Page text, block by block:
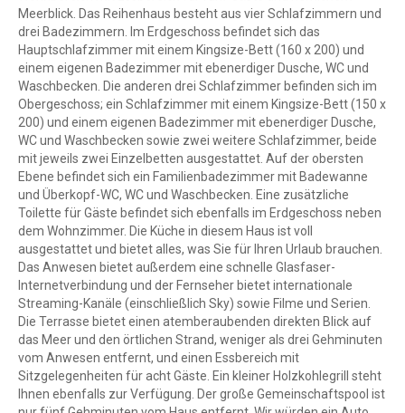
Meerblick. Das Reihenhaus besteht aus vier Schlafzimmern und
drei Badezimmern. Im Erdgeschoss befindet sich das
Hauptschlafzimmer mit einem Kingsize-Bett (160 x 200) und
einem eigenen Badezimmer mit ebenerdiger Dusche, WC und
Waschbecken. Die anderen drei Schlafzimmer befinden sich im
Obergeschoss; ein Schlafzimmer mit einem Kingsize-Bett (150 x
200) und einem eigenen Badezimmer mit ebenerdiger Dusche,
WC und Waschbecken sowie zwei weitere Schlafzimmer, beide
mit jeweils zwei Einzelbetten ausgestattet. Auf der obersten
Ebene befindet sich ein Familienbadezimmer mit Badewanne
und Überkopf-WC, WC und Waschbecken. Eine zusätzliche
Toilette für Gäste befindet sich ebenfalls im Erdgeschoss neben
dem Wohnzimmer. Die Küche in diesem Haus ist voll
ausgestattet und bietet alles, was Sie für Ihren Urlaub brauchen.
Das Anwesen bietet außerdem eine schnelle Glasfaser-
Internetverbindung und der Fernseher bietet internationale
Streaming-Kanäle (einschließlich Sky) sowie Filme und Serien.
Die Terrasse bietet einen atemberaubenden direkten Blick auf
das Meer und den örtlichen Strand, weniger als drei Gehminuten
vom Anwesen entfernt, und einen Essbereich mit
Sitzgelegenheiten für acht Gäste. Ein kleiner Holzkohlegrill steht
Ihnen ebenfalls zur Verfügung. Der große Gemeinschaftspool ist